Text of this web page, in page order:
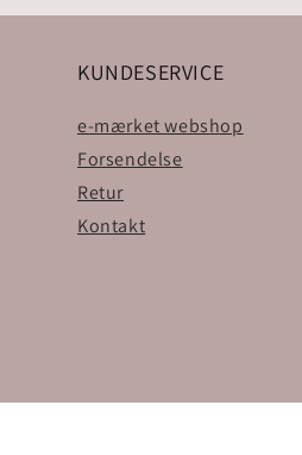
KUNDESERVICE
e-mærket webshop
Forsendelse
Retur
Kontakt